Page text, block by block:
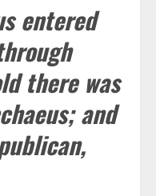
entered
there was
and